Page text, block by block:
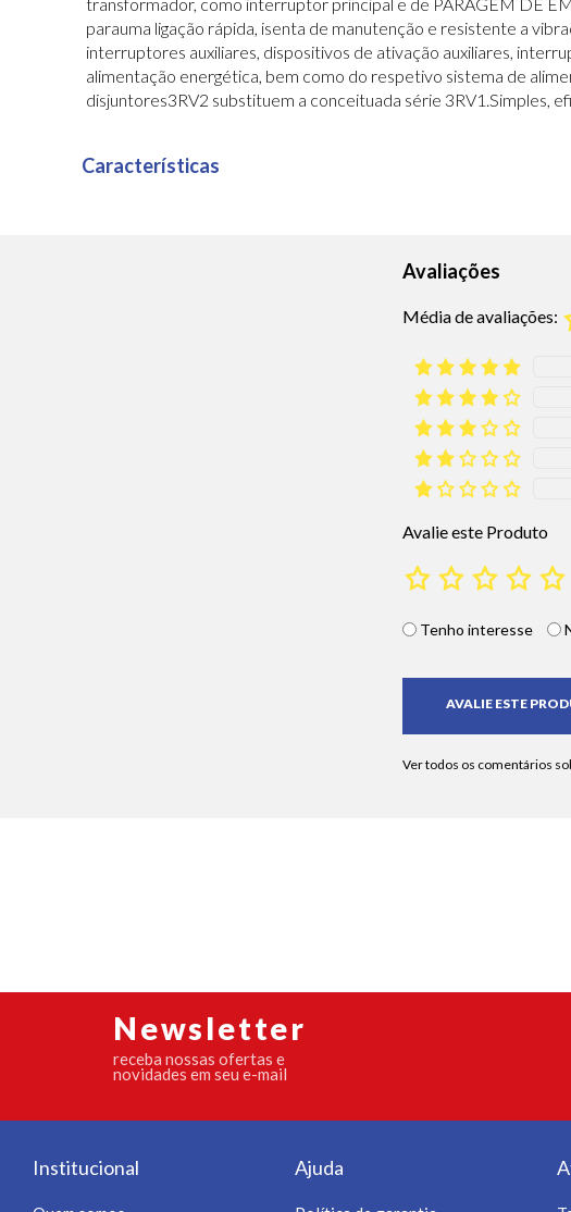
parauma ligação rápida, isenta de manutenção e resistente a
interruptores auxiliares, dispositivos de ativação auxiliares,
alimentação energética, bem como do respetivo sistema de
disjuntores3RV2 substituem a conceituada série 3RV1.Simples,
Características
Avaliações
Média de avaliações:
Avalie este Produto
Tenho interesse
Newsletter
receba nossas ofertas e
novidades em seu e-mail
Institucional Ajuda